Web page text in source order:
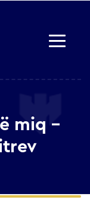
miq –